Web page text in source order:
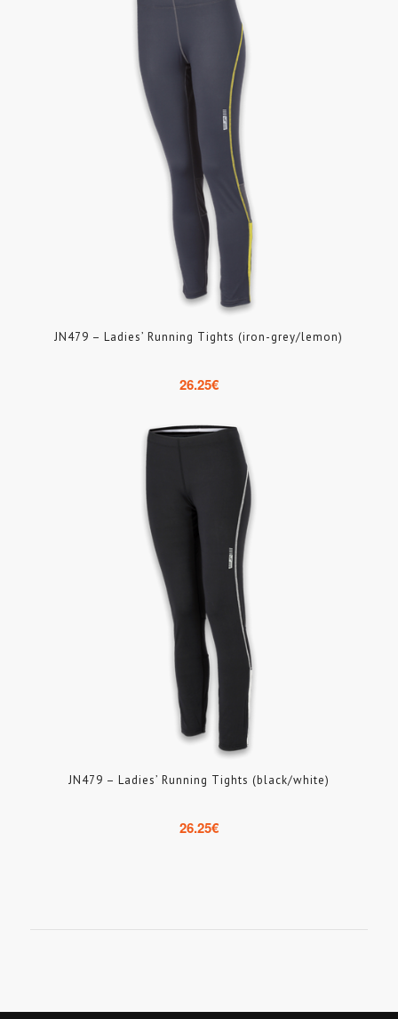
JN479 – Ladies’ Running Tights (iron-grey/lemon)
26.25€
JN479 – Ladies’ Running Tights (black/white)
26.25€